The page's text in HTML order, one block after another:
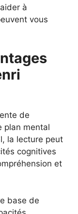
à
vous
de
plan mental
la lecture peut
cognitives
et
base de